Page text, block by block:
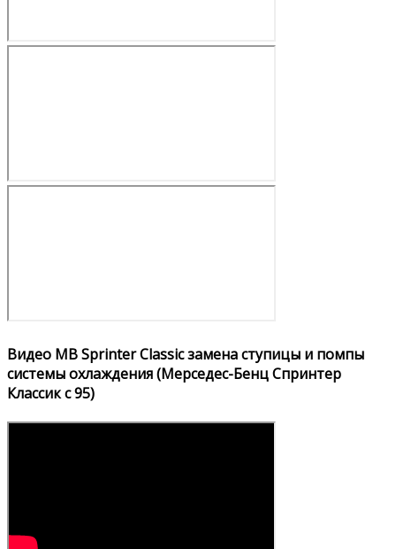
Видео MB Sprinter Classic замена ступицы и помпы
системы охлаждения (Мерседес-Бенц Спринтер
Классик с 95)